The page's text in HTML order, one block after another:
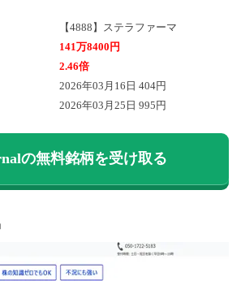
【4888】ステラファーマ
141万8400円
2.46倍
2026年03月16日 404円
2026年03月25日 995円
の無料銘柄を受け取る